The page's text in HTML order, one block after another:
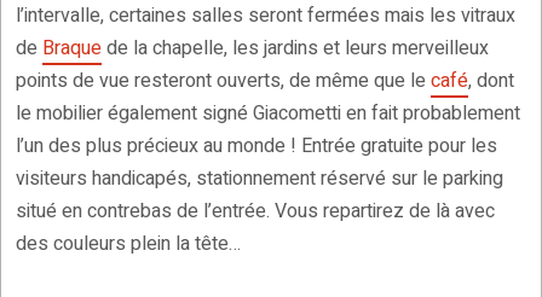
l’intervalle, certaines salles seront fermées mais les vitraux
de Braquede la chapelle, les jardins et leurs merveilleux
points de vue resteront ouverts, de même que le café, dont
le mobilier également signé Giacometti en fait probablement
l’un des plus précieux au monde ! Entrée gratuite pour les
visiteurs handicapés, stationnement réservé sur le parking
situé en contrebas de l’entrée. Vous repartirez de là avec
des couleurs plein la tête…